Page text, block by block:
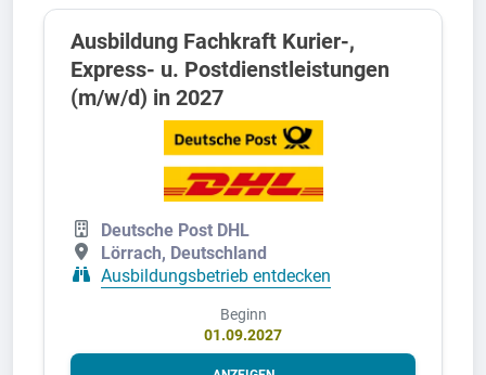
Ausbildung Fachkraft Kurier-,
Express- u. Postdienstleistungen
(m/w/d) in 2027
Deutsche Post DHL
Lörrach, Deutschland
Ausbildungsbetrieb entdecken
Beginn
01.09.2027